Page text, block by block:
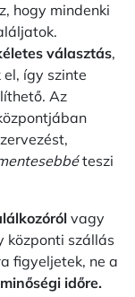
hogy mindenki
választás,
el, így szinte
Az
teszi
vagy
központi szállás
figyeljetek, ne a
időre.